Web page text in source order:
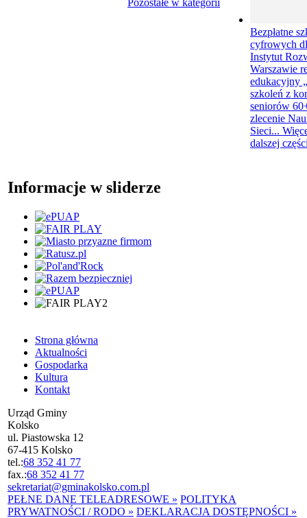
Bezpłatne
cyfrowych
Instytut
Warszawie
edukacyjny
szkoleń z
seniorów
zlecenie
Sieci...
dalszej
Informacje w sliderze
Strona główna
Aktualności
Gospodarka
Kultura
Kontakt
Urząd Gminy
Kolsko
ul. Piastowska 12
67-415 Kolsko
tel.:68 352 41 77
fax.:68 352 41 77
sekretariat@gminakolsko.com.pl
PEŁNE DANE TELEADRESOWE » POLITYKA
PRYWATNOŚCI / RODO » DEKLARACJA DOSTĘPNOŚCI »